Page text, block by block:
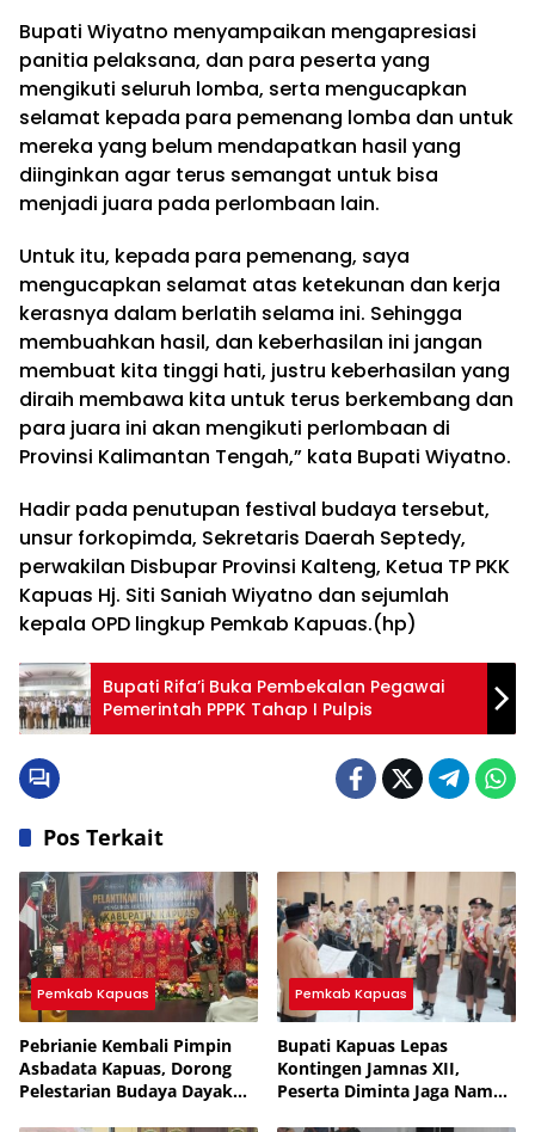
Bupati Wiyatno menyampaikan mengapresiasi
panitia pelaksana, dan para peserta yang
mengikuti seluruh lomba, serta mengucapkan
selamat kepada para pemenang lomba dan untuk
mereka yang belum mendapatkan hasil yang
diinginkan agar terus semangat untuk bisa
menjadi juara pada perlombaan lain.
Untuk itu, kepada para pemenang, saya
mengucapkan selamat atas ketekunan dan kerja
kerasnya dalam berlatih selama ini. Sehingga
membuahkan hasil, dan keberhasilan ini jangan
membuat kita tinggi hati, justru keberhasilan yang
diraih membawa kita untuk terus berkembang dan
para juara ini akan mengikuti perlombaan di
Provinsi Kalimantan Tengah,” kata Bupati Wiyatno.
Hadir pada penutupan festival budaya tersebut,
unsur forkopimda, Sekretaris Daerah Septedy,
perwakilan Disbupar Provinsi Kalteng, Ketua TP PKK
Kapuas Hj. Siti Saniah Wiyatno dan sejumlah
kepala OPD lingkup Pemkab Kapuas.(hp)
Bupati Rifa’i Buka Pembekalan Pegawai
Pemerintah PPPK Tahap I Pulpis
Pos Terkait
Pemkab Kapuas
Pebrianie Kembali Pimpin
Asbadata Kapuas, Dorong
Pelestarian Budaya Dayak
Pemkab Kapuas
Bupati Kapuas Lepas
Kontingen Jamnas XII,
Peserta Diminta Jaga Nama